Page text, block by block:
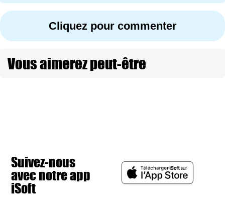
Cliquez pour commenter
Vous aimerez peut-être
Suivez-nous
avec notre app
iSoft